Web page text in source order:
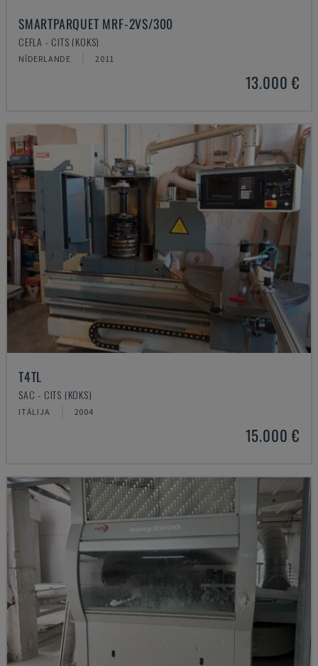
SMARTPARQUET MRF-2VS/300
CEFLA - CITS (KOKS)
NĪDERLANDE 2011
13.000 €
T4TL
SAC - CITS (KOKS)
ITĀLIJA 2004
15.000 €